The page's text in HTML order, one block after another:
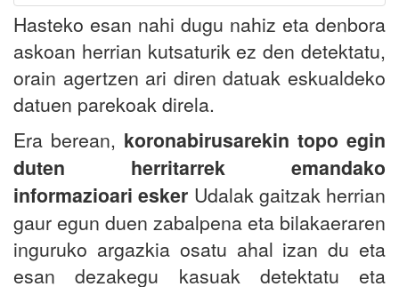
Hasteko esan nahi dugu nahiz eta denbora
askoan herrian kutsaturik ez den detektatu,
orain agertzen ari diren datuak eskualdeko
datuen parekoak direla.
Era berean, koronabirusarekin topo egin
duten herritarrek emandako
informazioari esker Udalak gaitzak herrian
gaur egun duen zabalpena eta bilakaeraren
inguruko argazkia osatu ahal izan du eta
esan dezakegu kasuak detektatu eta